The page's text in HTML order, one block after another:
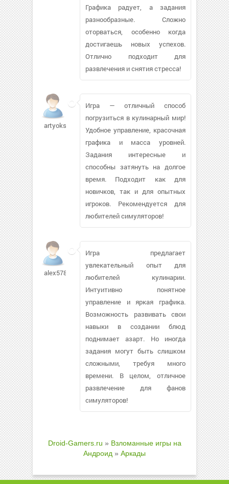
Графика радует, а задания
разнообразные. Сложно
оторваться, особенно когда
достигаешь новых успехов.
Отлично подходит для
развлечения и снятия стресса!
artyoksana
Игра — отличный способ
погрузиться в кулинарный мир!
Удобное управление, красочная
графика и масса уровней.
Задания интересные и
способны затянуть на долгое
время. Подходит как для
новичков, так и для опытных
игроков. Рекомендуется для
любителей симуляторов!
alex5781
Игра предлагает
увлекательный опыт для
любителей кулинарии.
Интуитивно понятное
управление и яркая графика.
Возможность развивать свои
навыки в создании блюд
поднимает азарт. Но иногда
задания могут быть слишком
сложными, требуя много
времени. В целом, отличное
развлечение для фанов
симуляторов!
Droid-Gamers.ru » Взломанные игры на
Андроид » Аркады